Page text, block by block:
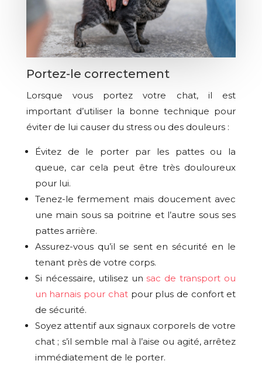
Portez-le correctement
Lorsque vous portez votre chat, il est
important d’utiliser la bonne technique pour
éviter de lui causer du stress ou des douleurs :
Évitez de le porter par les pattes ou la
queue, car cela peut être très douloureux
pour lui.
Tenez-le fermement mais doucement avec
une main sous sa poitrine et l’autre sous ses
pattes arrière.
Assurez-vous qu’il se sent en sécurité en le
tenant près de votre corps.
Si nécessaire, utilisez unsac de transport ou
un harnais pour chatpour plus de confort et
de sécurité.
Soyez attentif aux signaux corporels de votre
chat ; s’il semble mal à l’aise ou agité, arrêtez
immédiatement de le porter.